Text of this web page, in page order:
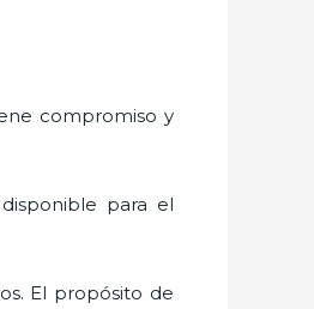
compromiso y
para el
El propósito de